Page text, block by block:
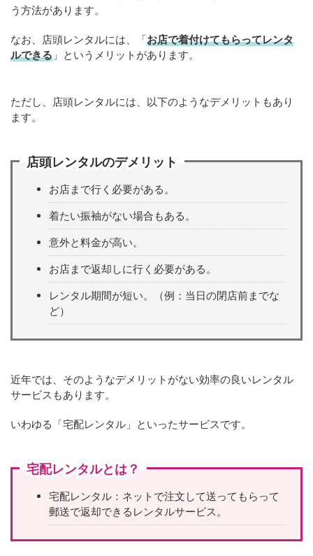
う方法があります。
なお、店頭レンタルには、「お店で着付けてもらってレンタ
ルできる 」というメリットがあります。
ただし、店頭レンタルには、以下のようなデメリットもあり
ます。
店頭レンタルのデメリット
お店まで行く必要がある。
着たい振袖がない場合もある。
意外と料金が高い。
お店まで返却しに行く必要がある。
レンタル期間が短い。（例：当日の閉店前までな
ど）
近年では、そのようなデメリットがない効率の良いレンタル
サービスもあります。
いわゆる「宅配レンタル」といったサービスです。
宅配レンタルとは？
宅配レンタル：ネットで注文して送ってもらって
郵送で返却できるレンタルサービス。